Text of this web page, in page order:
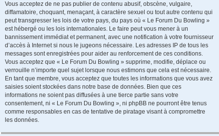
Vous acceptez de ne pas publier de contenu abusif, obscène, vulgaire,
diffamatoire, choquant, menaçant, à caractère sexuel ou tout autre contenu qui
peut transgresser les lois de votre pays, du pays où « Le Forum Du Bowling »
est hébergé ou les lois internationales. Le faire peut vous mener à un
bannissement immédiat et permanent, avec une notification à votre fournisseur
d’accès à Internet si nous le jugeons nécessaire. Les adresses IP de tous les
messages sont enregistrées pour aider au renforcement de ces conditions.
Vous acceptez que « Le Forum Du Bowling » supprime, modifie, déplace ou
verrouille n’importe quel sujet lorsque nous estimons que cela est nécessaire.
En tant que membre, vous acceptez que toutes les informations que vous avez
saisies soient stockées dans notre base de données. Bien que ces
informations ne soient pas diffusées à une tierce partie sans votre
consentement, ni « Le Forum Du Bowling », ni phpBB ne pourront être tenus
comme responsables en cas de tentative de piratage visant à compromettre
les données.